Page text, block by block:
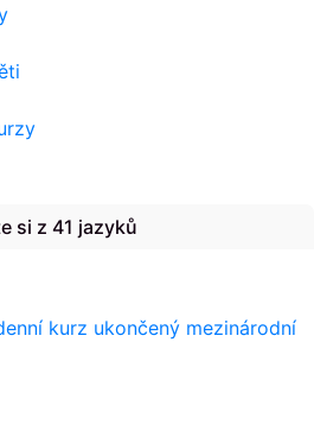
si z 41 jazyků
kurz ukončený mezinárodní